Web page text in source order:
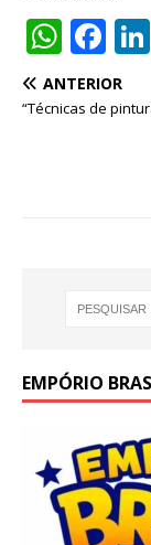
W
h
at
F
a
c
ANTERIOR
“Técnicas de
EMPÓRIO